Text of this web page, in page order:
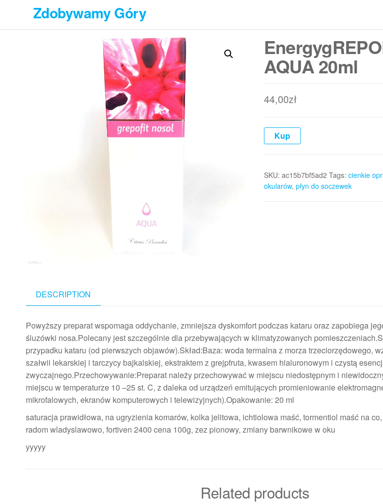
treści
Zdobywamy Góry
AQUA 20ml
44,00zł
Kup
SKU: ac15b7bf5ad2 Tags: cienkie
okularów, płyn do soczewek
DESCRIPTION
Powyższy preparat wspomaga oddychanie, zmniejsza dyskomfort podczas kataru oraz zapobiega
śluzówki nosa.Polecany jest szczególnie dla przebywających w klimatyzowanych
przypadku kataru (od pierwszych objawów).Skład:Baza: woda termalna z morza trzeciorzędowego,
szałwii lekarskiej i tarczycy bajkalskiej, ekstraktem z grejpfruta, kwasem hialuronowym i czystą
zwyczajnego.Przechowywanie:Preparat należy przechowywać w miejscu niedostępnym i
miejscu w temperaturze 10 –25 st. C, z daleka od urządzeń emitujących promieniowanie
mikrofalowych, ekranów komputerowych i telewizyjnych).Opakowanie: 20 ml
saturacja prawidłowa, na ugryzienia komarów, kolka jelitowa, ichtiolowa maść, tormentiol maść na
radom wladyslawowo, fortiven 2400 cena 100g, zez pionowy, zmiany barwnikowe w oku
yyyyy
Related products